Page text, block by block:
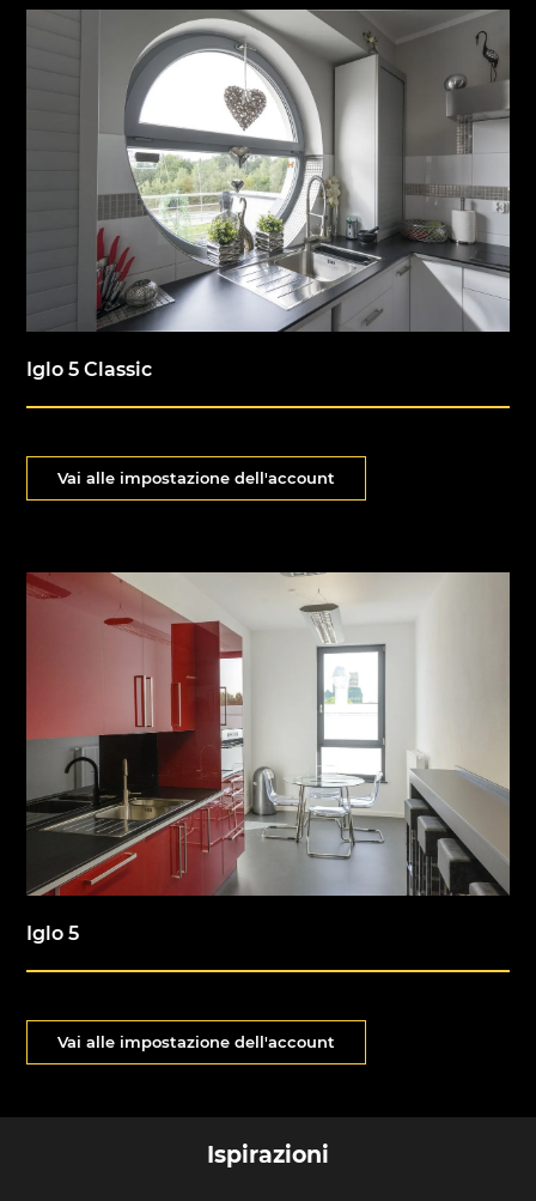
Iglo 5 Classic
Vai alle impostazione dell'account
Iglo 5
Vai alle impostazione dell'account
Ispirazioni